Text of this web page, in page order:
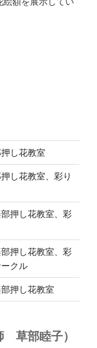
し花教室
し花教室、彩り
押し花教室、彩
押し花教室、彩
クル
押し花教室
草部睦子）